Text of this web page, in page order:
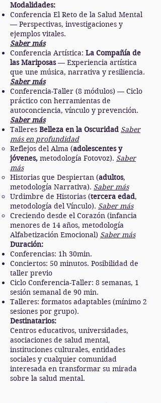
Modalidades:
Conferencia El Reto de la Salud Mental
— Perspectivas, investigaciones y
ejemplos vitales.
Saber más
Conferencia Artística: La Compañía de
las Mariposas— Experiencia artística
que une música, narrativa y resiliencia.
Saber más
Conferencia-Taller (8 módulos) — Ciclo
práctico con herramientas de
autoconciencia, vínculo y prevención.
Saber más
Talleres Belleza en la Oscuridad Saber
más en profundidad
Reflejos del Alma (adolescentes y
jóvenes, metodología Fotovoz). Saber
más
Historias que Despiertan (adultos,
metodología Narrativa). Saber más
Urdimbre de Historias (tercera edad,
metodología del Vínculo). Saber más
Creciendo desde el Corazón (infancia
menores de 14 años, metodología
Alfabetización Emocional) Saber más
Duración:
Conferencias: 1h 30min.
Conciertos: 50 minutos. Posibilidad de
taller previo
Ciclo Conferencia-Taller: 8 semanas, 1
sesión semanal de 90 min.
Talleres: formatos adaptables (mínimo 2
sesiones por grupo).
Destinatarios:
Centros educativos, universidades,
asociaciones de salud mental,
instituciones culturales, entidades
sociales y cualquier comunidad
interesada en transformar su mirada
sobre la salud mental.